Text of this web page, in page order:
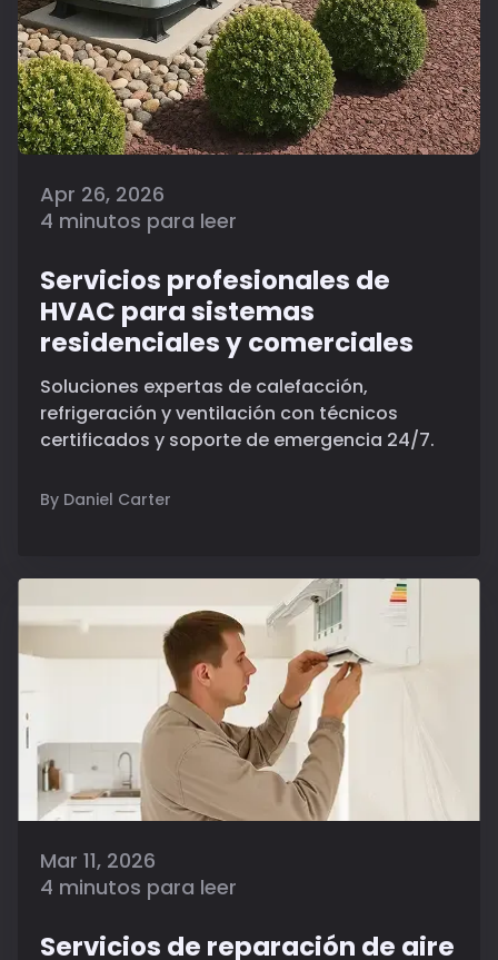
Apr 26, 2026
4 minutos para leer
Servicios profesionales de
HVAC para sistemas
residenciales y comerciales
Soluciones expertas de calefacción,
refrigeración y ventilación con técnicos
certificados y soporte de emergencia 24/7.
By Daniel Carter
Mar 11, 2026
4 minutos para leer
Servicios de reparación de aire